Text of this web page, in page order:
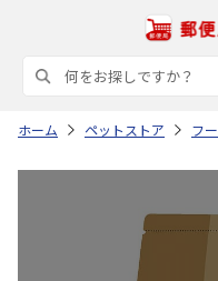
ホーム ペットストア フ